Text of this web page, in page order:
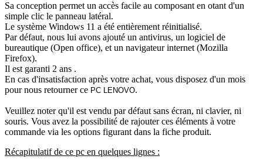
Sa conception permet un accès facile au composant en otant d'un
simple clic le panneau latéral.
Le système Windows 11 a été entièrement réinitialisé.
Par défaut, nous lui avons ajouté un antivirus, un logiciel de
bureautique (Open office), et un navigateur internet (Mozilla
Firefox).
Il est garanti 2 ans .
En cas d'insatisfaction après votre achat, vous disposez d'un mois
pour nous retourner ce PC LENOVO.
Veuillez noter qu'il est vendu par défaut sans écran, ni clavier, ni
souris. Vous avez la possibilité de rajouter ces éléments à votre
commande via les options figurant dans la fiche produit.
Récapitulatif de ce pc en quelques lignes :